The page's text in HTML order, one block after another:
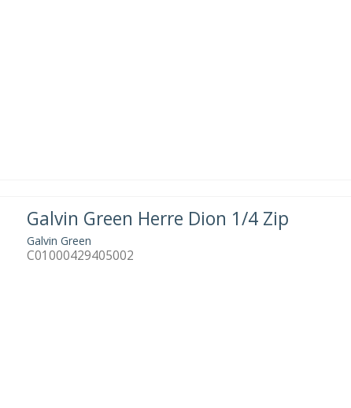
Galvin Green Herre Dion 1/4 Zip
Galvin Green
C01000429405002